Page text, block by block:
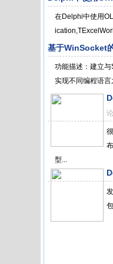
在Delphi中使用
基于WinSocket
功能描述：建立
实现不同编程语
型...